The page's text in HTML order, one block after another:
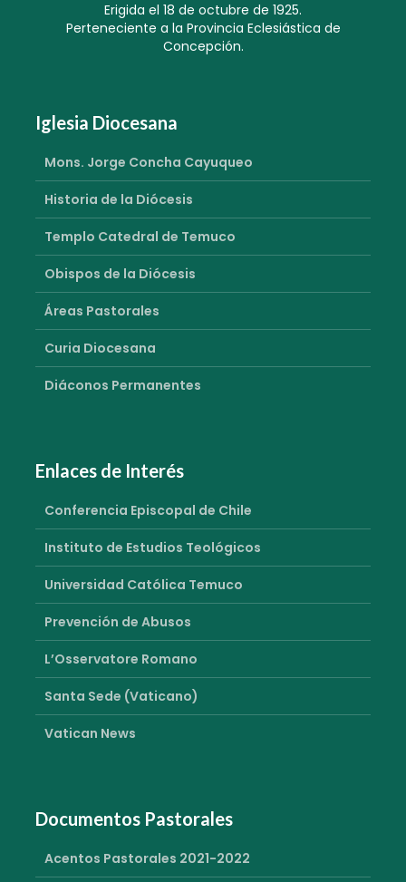
Erigida el 18 de octubre de 1925.
Perteneciente a la Provincia Eclesiástica de
Concepción.
Iglesia Diocesana
Mons. Jorge Concha Cayuqueo
Historia de la Diócesis
Templo Catedral de Temuco
Obispos de la Diócesis
Áreas Pastorales
Curia Diocesana
Diáconos Permanentes
Enlaces de Interés
Conferencia Episcopal de Chile
Instituto de Estudios Teológicos
Universidad Católica Temuco
Prevención de Abusos
L’Osservatore Romano
Santa Sede (Vaticano)
Vatican News
Documentos Pastorales
Acentos Pastorales 2021-2022